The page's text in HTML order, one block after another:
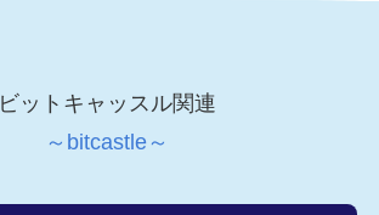
ビットキャッスル関連
～bitcastle～